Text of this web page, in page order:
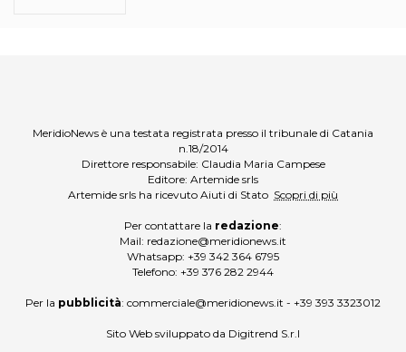
MeridioNews è una testata registrata presso il tribunale di Catania
n.18/2014
Direttore responsabile: Claudia Maria Campese
Editore: Artemide srls
Artemide srls ha ricevuto Aiuti di Stato Scopri di più
Per contattare la redazione:
Mail: redazione@meridionews.it
Whatsapp: +39 342 364 6795
Telefono: +39 376 282 2944
Per la pubblicità: commerciale@meridionews.it - +39 393 3323012
Sito Web sviluppato da Digitrend S.r.l